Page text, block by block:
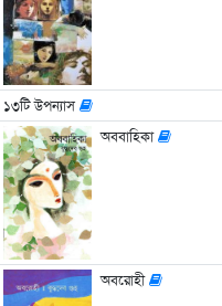
১৩টি উপন্যাস
অববাহিকা
অবরোহী